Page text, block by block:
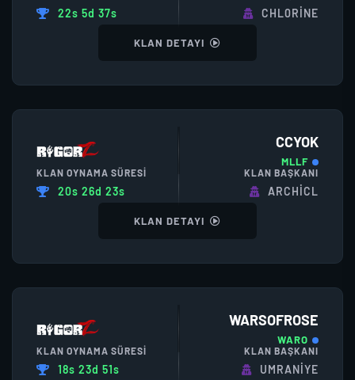
22s 5d 37s CHL0RINE
KLAN DETAYI
CCYOK
MLLF
KLAN OYNAMA SÜRESI
20s 26d 23s
KLAN BAŞKANI
ARCHICL
KLAN DETAYI
WARSOFROSE
WARO
KLAN OYNAMA SÜRESI
18s 23d 51s
KLAN BAŞKANI
UMRANIYE